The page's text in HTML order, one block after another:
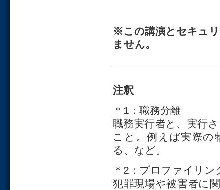
※この講演とセキュ
ません。
注釈
＊1：職務分離
職務実行者と、実行
こと。例えば実際の
る、など。
＊2：プロファイリン
犯罪現場や被害者に